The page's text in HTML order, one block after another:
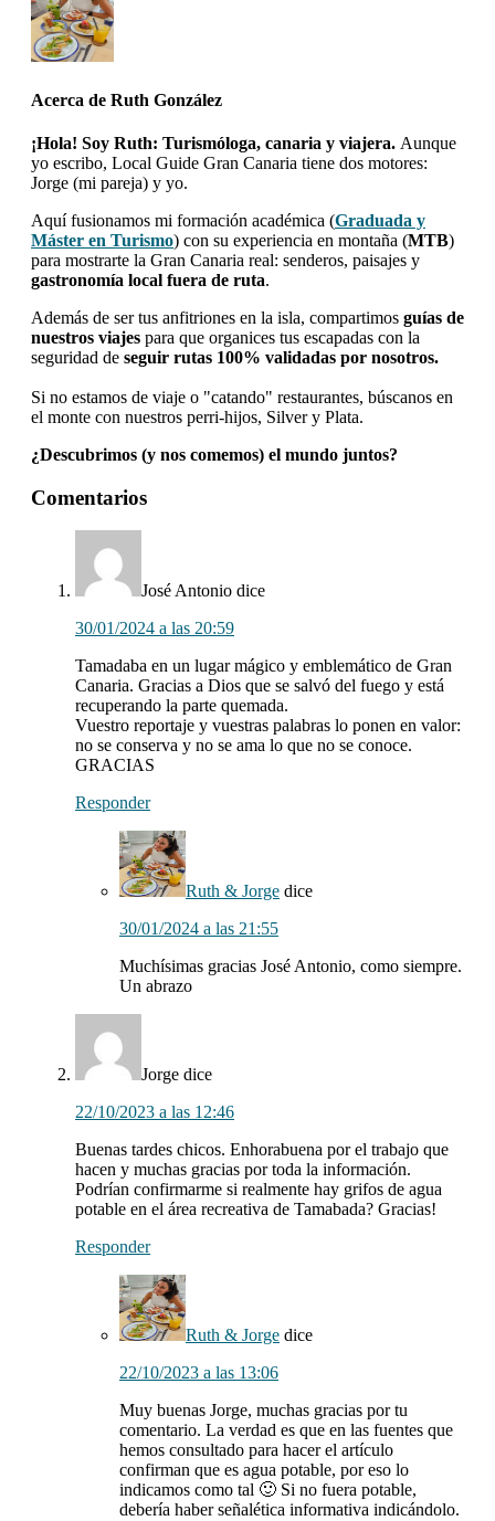
Acerca de Ruth González
¡Hola! Soy Ruth: Turismóloga, canaria y viajera. Aunque
yo escribo, Local Guide Gran Canaria tiene dos motores:
Jorge (mi pareja) y yo.
Aquí fusionamos mi formación académica (Graduada y
Máster en Turismo) con su experiencia en montaña (MTB)
para mostrarte la Gran Canaria real: senderos, paisajes y
gastronomía local fuera de ruta.
Además de ser tus anfitriones en la isla, compartimos guías de
nuestros viajes para que organices tus escapadas con la
seguridad de seguir rutas 100% validadas por nosotros.
Si no estamos de viaje o "catando" restaurantes, búscanos en
el monte con nuestros perri-hijos, Silver y Plata.
¿Descubrimos (y nos comemos) el mundo juntos?
Interacciones
lectores
Comentarios
José Antonio dice
30/01/2024 a las 20:59
Tamadaba en un lugar mágico y emblemático de Gran
Canaria. Gracias a Dios que se salvó del fuego y está
recuperando la parte quemada.
Vuestro reportaje y vuestras palabras lo ponen en valor:
no se conserva y no se ama lo que no se conoce.
GRACIAS
Responder
Ruth & Jorge dice
30/01/2024 a las 21:55
Muchísimas gracias José Antonio, como siempre.
Un abrazo
Jorge dice
22/10/2023 a las 12:46
Buenas tardes chicos. Enhorabuena por el trabajo que
hacen y muchas gracias por toda la información.
Podrían confirmarme si realmente hay grifos de agua
potable en el área recreativa de Tamabada? Gracias!
Responder
Ruth & Jorge dice
22/10/2023 a las 13:06
Muy buenas Jorge, muchas gracias por tu
comentario. La verdad es que en las fuentes que
hemos consultado para hacer el artículo
confirman que es agua potable, por eso lo
indicamos como tal 🙂 Si no fuera potable,
debería haber señalética informativa indicándolo.